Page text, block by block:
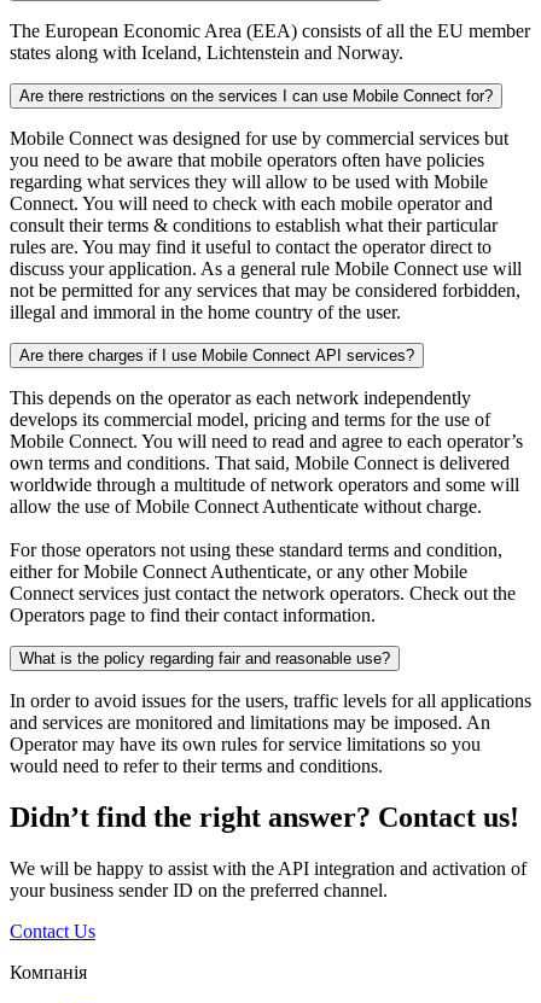
The European Economic Area (EEA) consists of all the EU member
states along with Iceland, Lichtenstein and Norway.
Are there restrictions on the services I can use Mobile Connect for?
Mobile Connect was designed for use by commercial services but
you need to be aware that mobile operators often have policies
regarding what services they will allow to be used with Mobile
Connect. You will need to check with each mobile operator and
consult their terms & conditions to establish what their particular
rules are. You may find it useful to contact the operator direct to
discuss your application. As a general rule Mobile Connect use will
not be permitted for any services that may be considered forbidden,
illegal and immoral in the home country of the user.
Are there charges if I use Mobile Connect API services?
This depends on the operator as each network independently
develops its commercial model, pricing and terms for the use of
Mobile Connect. You will need to read and agree to each operator’s
own terms and conditions. That said, Mobile Connect is delivered
worldwide through a multitude of network operators and some will
allow the use of Mobile Connect Authenticate without charge.
For those operators not using these standard terms and condition,
either for Mobile Connect Authenticate, or any other Mobile
Connect services just contact the network operators. Check out the
Operators page to find their contact information.
What is the policy regarding fair and reasonable use?
In order to avoid issues for the users, traffic levels for all applications
and services are monitored and limitations may be imposed. An
Operator may have its own rules for service limitations so you
would need to refer to their terms and conditions.
Didn’t find the right answer? Contact us!
We will be happy to assist with the API integration and activation of
your business sender ID on the preferred channel.
Contact Us
Компанія